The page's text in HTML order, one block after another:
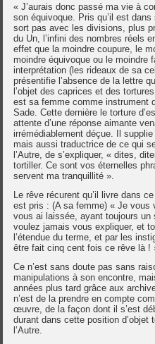
« J’aurais donc passé ma vie à
son équivoque. Pris qu’il est
sort pas avec les divisions, plus
du Un, l’infini des nombres réels
effet que la moindre coupure, le
moindre équivoque ou le moindre
interprétation (les rideaux de sa
présentifie l’absence de la lettre
l’objet des caprices et des
est sa femme comme instrument
Sade. Cette dernière le torture
attente d’une réponse aimante
irrémédiablement déçue. Il
mais aussi traductrice de ce qui
l’Autre, de s’expliquer, « dites,
tortiller. Ce sont vos éternelles
servent ma tranquillité ».
Le rêve récurent qu’il livre dans
est pris : (A sa femme) « Je vous
vous ai laissée, ayant toujours
voulez jamais vous expliquer, et
l’étendue du terme, et par les
être fait cinq cent fois ce rêve là !
Ce n’est sans doute pas sans
manipulations à son encontre,
années plus tard grâce aux
n’est de la prendre en compte
œuvre, de la façon dont il s’est
durant dans cette position
l’Autre.